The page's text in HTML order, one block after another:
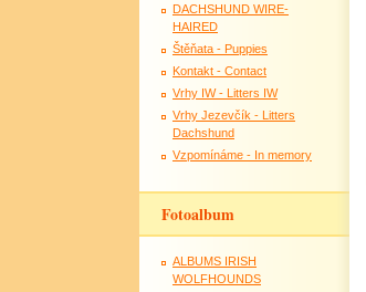
DACHSHUND WIRE-
HAIRED
Štěňata - Puppies
Kontakt - Contact
Vrhy IW - Litters IW
Vrhy Jezevčík - Litters
Dachshund
Vzpomínáme - In memory
Fotoalbum
ALBUMS IRISH
WOLFHOUNDS